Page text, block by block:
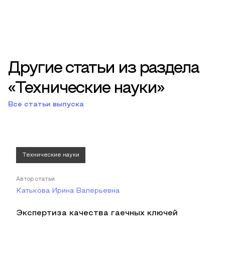
Другие статьи из раздела
«Технические науки»
Все статьи выпуска
Технические науки
Автор статьи
Катькова Ирина Валерьевна
Экспертиза качества гаечных ключей